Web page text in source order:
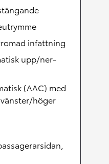
infattning
upp/ner-
(AAC) med
höger